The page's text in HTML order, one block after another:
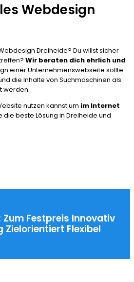
Webdesign
Dreiheide? Du willst sicher
Wir beraten dich ehrlich und
einer Unternehmenswebseite sollte
die Inhalte von Suchmaschinen als
werden.
nutzen kannst um im Internet
die beste Lösung in Dreiheide und
Zum Festpreis Innovativ
Zielorientiert Flexibel